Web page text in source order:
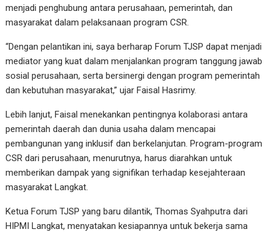
menjadi penghubung antara perusahaan, pemerintah, dan
masyarakat dalam pelaksanaan program CSR.
“Dengan pelantikan ini, saya berharap Forum TJSP dapat menjadi
mediator yang kuat dalam menjalankan program tanggung jawab
sosial perusahaan, serta bersinergi dengan program pemerintah
dan kebutuhan masyarakat,” ujar Faisal Hasrimy.
Lebih lanjut, Faisal menekankan pentingnya kolaborasi antara
pemerintah daerah dan dunia usaha dalam mencapai
pembangunan yang inklusif dan berkelanjutan. Program-program
CSR dari perusahaan, menurutnya, harus diarahkan untuk
memberikan dampak yang signifikan terhadap kesejahteraan
masyarakat Langkat.
Ketua Forum TJSP yang baru dilantik, Thomas Syahputra dari
HIPMI Langkat, menyatakan kesiapannya untuk bekerja sama